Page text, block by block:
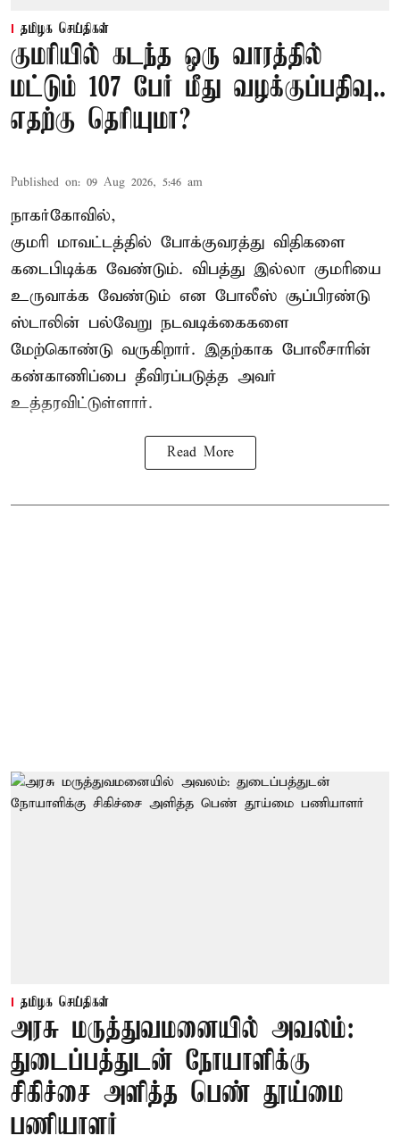
தமிழக செய்திகள்
குமரியில் கடந்த ஒரு வாரத்தில்
மட்டும் 107 பேர் மீது வழக்குப்பதிவு..
எதற்கு தெரியுமா?
Published on: 09 Aug 2026, 5:46 am
நாகர்கோவில்,
குமரி மாவட்டத்தில் போக்குவரத்து விதிகளை
கடைபிடிக்க வேண்டும். விபத்து இல்லா குமரியை
உருவாக்க வேண்டும் என போலீஸ் சூப்பிரண்டு
ஸ்டாலின் பல்வேறு நடவடிக்கைகளை
மேற்கொண்டு வருகிறார். இதற்காக போலீசாரின்
கண்காணிப்பை தீவிரப்படுத்த அவர்
உத்தரவிட்டுள்ளார்.
Read More
தமிழக செய்திகள்
அரசு மருத்துவமனையில் அவலம்:
துடைப்பத்துடன் நோயாளிக்கு
சிகிச்சை அளித்த பெண் தூய்மை
பணியாளர்